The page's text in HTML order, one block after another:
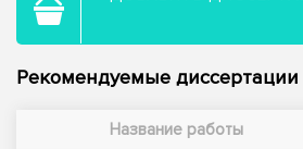
Рекомендуемые
Название работы